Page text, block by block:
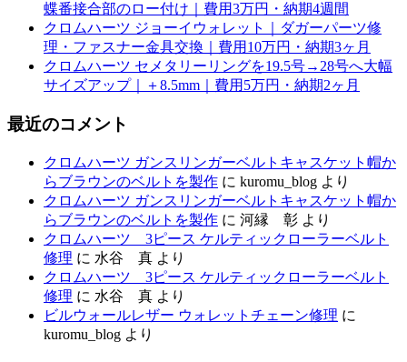
蝶番接合部のロー付け｜費用3万円・納期4週間
クロムハーツ ジョーイウォレット｜ダガーパーツ修
理・ファスナー金具交換｜費用10万円・納期3ヶ月
クロムハーツ セメタリーリングを19.5号→28号へ大幅
サイズアップ｜＋8.5mm｜費用5万円・納期2ヶ月
最近のコメント
クロムハーツ ガンスリンガーベルトキャスケット帽か
らブラウンのベルトを製作 に kuromu_blog より
クロムハーツ ガンスリンガーベルトキャスケット帽か
らブラウンのベルトを製作 に 河縁 彰 より
クロムハーツ 3ピース ケルティックローラーベルト
修理 に 水谷 真 より
クロムハーツ 3ピース ケルティックローラーベルト
修理 に 水谷 真 より
ビルウォールレザー ウォレットチェーン修理 に
kuromu_blog より